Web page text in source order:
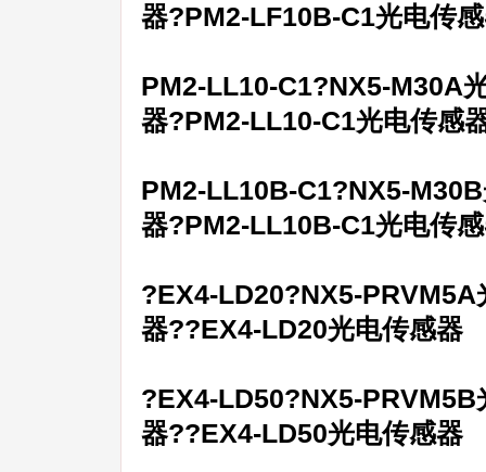
器?PM2-LF10B-C1光电传
PM2-LL10-C1?NX5-M30A
器?PM2-LL10-C1光电传感
PM2-LL10B-C1?NX5-
器?PM2-LL10B-C1光电传
?EX4-LD20?NX5-
器??EX4-LD20光电传感器
?EX4-LD50?NX5-
器??EX4-LD50光电传感器